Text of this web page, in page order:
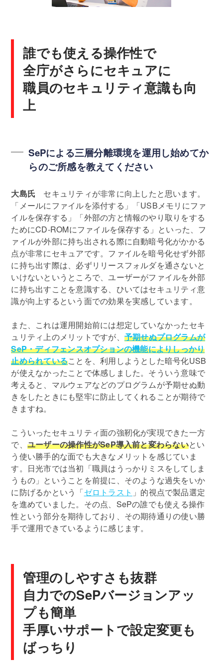
誰でも使える操作性で
全庁がさらにセキュアに
職員のセキュリティ意識も向
上
SePによる三層分離環境を運用し始めてか
らのご所感を教えてください
大島氏 セキュリティが非常に向上したと思います。
「メールにファイルを添付する」「USBメモリにファ
イルを保存する」「外部の方と情報のやり取りをする
ためにCD-ROMにファイルを保存する」といった、フ
ァイルが外部に持ち出される際に自動暗号化がかかる
点が非常にセキュアです。ファイルを暗号化せず外部
に持ち出す際は、必ずリリースフォルダを通さないと
いけないというところで、ユーザーがファイルを外部
に持ち出すことを意識する、ひいてはセキュリティ意
識が向上するという面での効果を実感しています。
また、これは運用開始前には想定していなかったセキ
ュリティ上のメリットですが、 予期せぬプログラムが
SeP・ディフェンスオプションの機能によりしっかり
止められていることを、利用しようとした暗号化USB
が使えなかったことで体感しました。そういう意味で
考えると、マルウェアなどのプログラムが予期せぬ動
きをしたときにも堅牢に防止してくれることが期待で
きますね。
こういったセキュリティ面の強靭化が実現できた一方
で、 ユーザーの操作性がSeP導入前と変わらないとい
う使い勝手的な面でも大きなメリットを感じていま
す。日光市では当初「職員はうっかりミスをしてしま
うもの」ということを前提に、そのような過失をいか
に防げるかという「ゼロトラスト 」的視点で製品選定
を進めていました。その点、SePの誰でも使える操作
性という部分を期待しており、その期待通りの使い勝
手で運用できているように感じます。
管理のしやすさも抜群
自力でのSePバージョンアッ
プも簡単
手厚いサポートで設定変更も
ばっちり